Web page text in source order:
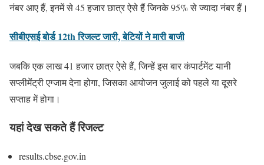
नंबर आए हैं, इनमें से 45 हजार छात्र ऐसे हैं जिनके 95% से ज्यादा नंबर हैं।
सीबीएसई बोर्ड 12th रिजल्ट जारी, बेटियों ने मारी बाजी
जबकि एक लाख 41 हजार छात्र ऐसे हैं, जिन्हें इस बार कंपार्टमेंट यानी
सप्लीमेंंट्री एग्जाम देना होगा, जिसका आयोजन जुलाई को पहले या दूसरे
सप्ताह में होगा।
यहां देख सकते हैं रिजल्ट
results.cbse.gov.in